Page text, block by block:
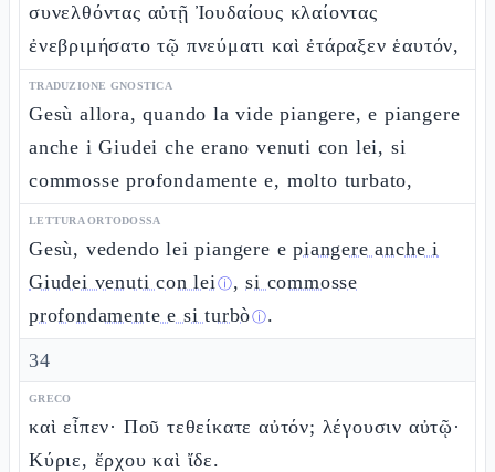
συνελθόντας αὐτῇ Ἰουδαίους κλαίοντας
ἐνεβριμήσατο τῷ πνεύματι καὶ ἐτάραξεν ἑαυτόν,
TRADUZIONE GNOSTICA
Gesù allora, quando la vide piangere, e piangere
anche i Giudei che erano venuti con lei, si
commosse profondamente e, molto turbato,
LETTURA ORTODOSSA
Gesù, vedendo lei piangere epiangere anche i
Giudei venuti con leiⓘ,si commosse
profondamente e si turbòⓘ.
34
GRECO
καὶ εἶπεν· Ποῦ τεθείκατε αὐτόν; λέγουσιν αὐτῷ·
Κύριε, ἔρχου καὶ ἴδε.